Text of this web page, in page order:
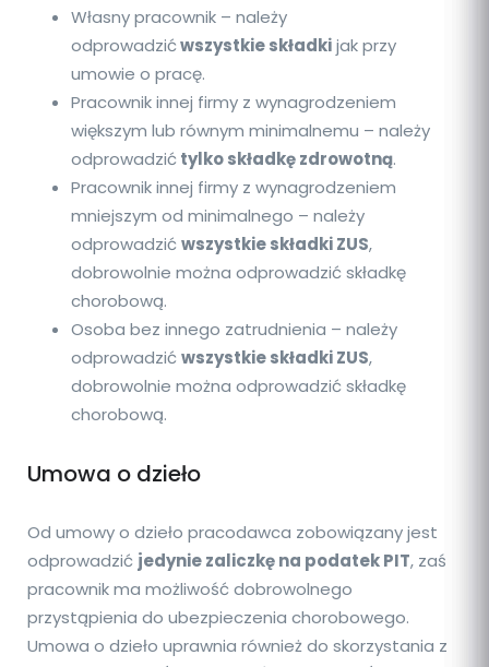
Własny pracownik – należy
odprowadzićwszystkie składkijak przy
umowie o pracę.
Pracownik innej firmy z wynagrodzeniem
większym lub równym minimalnemu – należy
odprowadzićtylko składkę zdrowotną.
Pracownik innej firmy z wynagrodzeniem
mniejszym od minimalnego – należy
odprowadzićwszystkie składki ZUS,
dobrowolnie można odprowadzić składkę
chorobową.
Osoba bez innego zatrudnienia – należy
odprowadzićwszystkie składki ZUS,
dobrowolnie można odprowadzić składkę
chorobową.
Umowa o dzieło
Od umowy o dzieło pracodawca zobowiązany jest
odprowadzić jedynie zaliczkę na podatek PIT, zaś
pracownik ma możliwość dobrowolnego
przystąpienia do ubezpieczenia chorobowego.
Umowa o dzieło uprawnia również do skorzystania z